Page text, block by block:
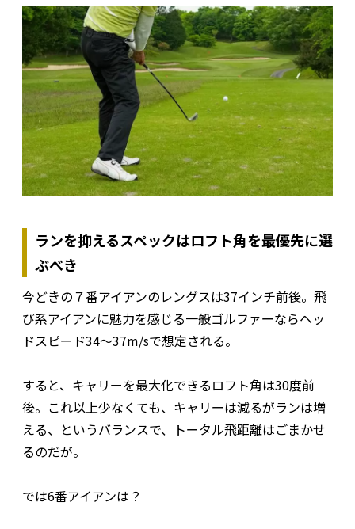
ランを抑えるスペックはロフト角を最優先に選
ぶべき
今どきの７番アイアンのレングスは37インチ前後。飛
び系アイアンに魅力を感じる一般ゴルファーならヘッ
ドスピード34～37m/sで想定される。
すると、キャリーを最大化できるロフト角は30度前
後。これ以上少なくても、キャリーは減るがランは増
える、というバランスで、トータル飛距離はごまかせ
るのだが。
では6番アイアンは？